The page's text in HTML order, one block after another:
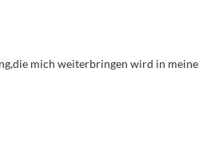
mich weiterbringen wird in